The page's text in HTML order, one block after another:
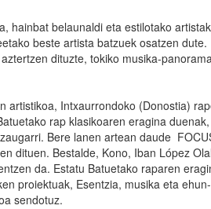
hainbat belaunaldi eta estilotako
beste artista batzuek osatzen
dituzte, tokiko musika-
artistikoa, Intxaurrondoko (Donostia)
rap klasikoaren eragina
Bere lanen artean daude
dituen. Bestalde, Kono, Iban López
da. Estatu Batuetako raparen
proiektuak, Esentzia, musika eta
sendotuz.